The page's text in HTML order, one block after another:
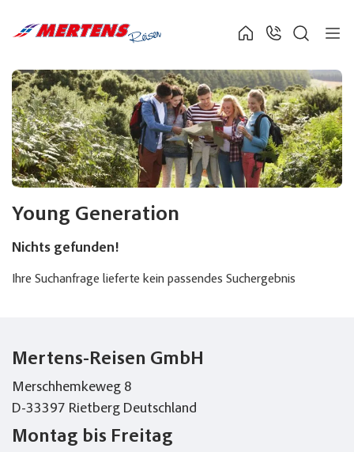
Young Generation
Nichts gefunden!
Ihre Suchanfrage lieferte kein passendes Suchergebnis
Mertens-Reisen GmbH
Merschhemkeweg 8
D-33397 Rietberg Deutschland
Montag bis Freitag